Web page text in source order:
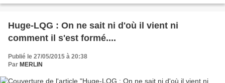
Huge-LQG : On ne sait ni d'où il vient ni
comment il s'est formé....
Publié le 27/05/2015 à 20:38
Par MERLIN